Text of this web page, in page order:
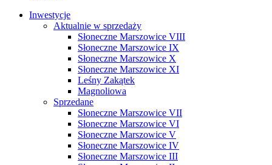
Inwestycje
Aktualnie w sprzedaży
Słoneczne Marszowice VIII
Słoneczne Marszowice IX
Słoneczne Marszowice X
Słoneczne Marszowice XI
Leśny Zakątek
Magnoliowa
Sprzedane
Słoneczne Marszowice VII
Słoneczne Marszowice VI
Słoneczne Marszowice V
Słoneczne Marszowice IV
Słoneczne Marszowice III